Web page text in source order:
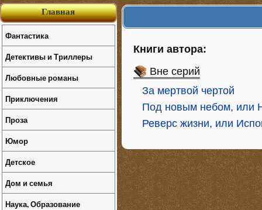
Книги автора:
Вне серий
За мертвой чертой
Под новым небом, или
Реверс жизни, или
Главная
Фантастика
Детективы и Триллеры
Любовные романы
Приключения
Проза
Юмор
Детское
Дом и семья
Наука, Образование